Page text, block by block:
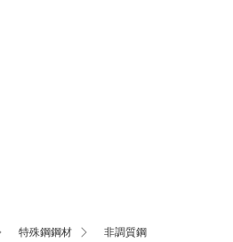
特殊鋼鋼材 非調質鋼